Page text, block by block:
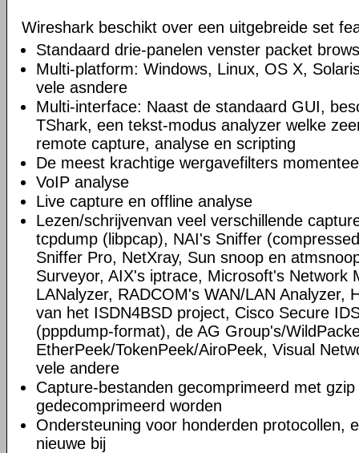
Wireshark beschikt over een uitgebreide set
Standaard drie-panelen venster packet
Multi-platform: Windows, Linux, OS X,
vele asndere
Multi-interface: Naast de standaard GUI,
TShark, een tekst-modus analyzer welke
remote capture, analyse en scripting
De meest krachtige wergavefilters
VoIP analyse
Live capture en offline analyse
Lezen/schrijvenvan veel verschillende
tcpdump (libpcap), NAI's Sniffer
Sniffer Pro, NetXray, Sun snoop en
Surveyor, AIX's iptrace, Microsoft's Network
LANalyzer, RADCOM's WAN/LAN Analyzer,
van het ISDN4BSD project, Cisco Secure
(pppdump-format), de AG Group's/
EtherPeek/TokenPeek/AiroPeek, Visual
vele andere
Capture-bestanden gecomprimeerd met
gedecomprimeerd worden
Ondersteuning voor honderden protocollen,
nieuwe bij